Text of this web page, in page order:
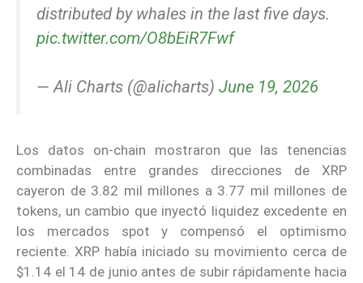
distributed by whales in the last five days.
pic.twitter.com/O8bEiR7Fwf
— Ali Charts (@alicharts) June 19, 2026
Los datos on-chain mostraron que las tenencias
combinadas entre grandes direcciones de XRP
cayeron de 3.82 mil millones a 3.77 mil millones de
tokens, un cambio que inyectó liquidez excedente en
los mercados spot y compensó el optimismo
reciente. XRP había iniciado su movimiento cerca de
$1.14 el 14 de junio antes de subir rápidamente hacia